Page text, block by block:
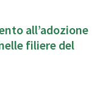
all’adozione
filiere del